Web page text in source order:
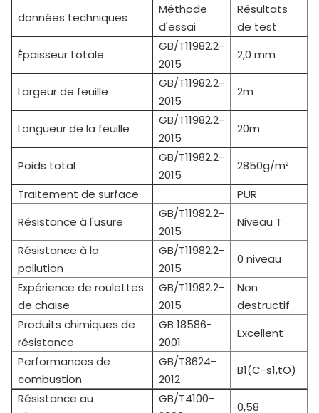
données techniques
Méthode
d'essai
Résultats
de test
Épaisseur totale
GB/T11982.2-
2015
2,0 mm
Largeur de feuille
GB/T11982.2-
2015
2m
Longueur de la feuille
GB/T11982.2-
2015
20m
Poids total
GB/T11982.2-
2015
2850g/m²
Traitement de surface
PUR
Résistance à l'usure
GB/T11982.2-
2015
Niveau T
Résistance à la
pollution
GB/T11982.2-
2015
0 niveau
Expérience de roulettes
de chaise
GB/T11982.2-
2015
Non
destructif
Produits chimiques de
résistance
GB 18586-
2001
Excellent
Performances de
combustion
GB/T8624-
2012
B1(C-s1,tO)
Résistance au
GB/T4100-
0,58